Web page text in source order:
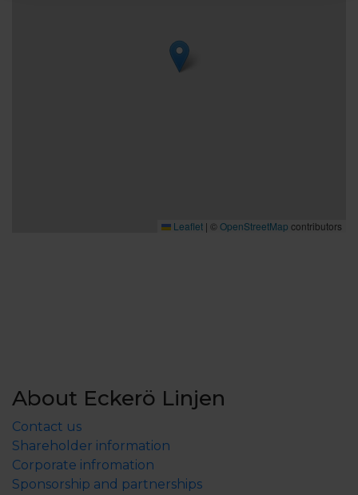
Leaflet | ©OpenStreetMap contributors
About Eckerö Linjen
Contact us
Shareholder information
Corporate infromation
Sponsorship and partnerships